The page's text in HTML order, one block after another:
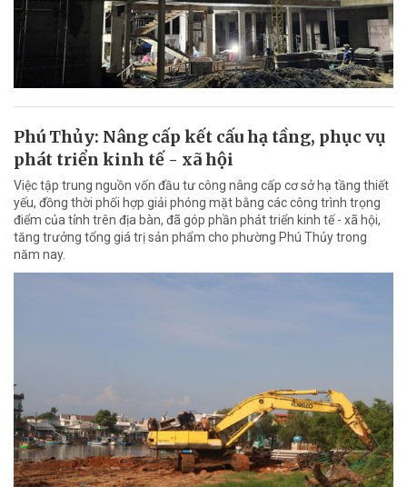
Phú Thủy: Nâng cấp kết cấu hạ tầng, phục vụ
phát triển kinh tế - xã hội
Việc tập trung nguồn vốn đầu tư công nâng cấp cơ sở hạ tầng thiết
yếu, đồng thời phối hợp giải phóng mặt bằng các công trình trọng
điểm của tỉnh trên địa bàn, đã góp phần phát triển kinh tế - xã hội,
tăng trưởng tổng giá trị sản phẩm cho phường Phú Thủy trong
năm nay.